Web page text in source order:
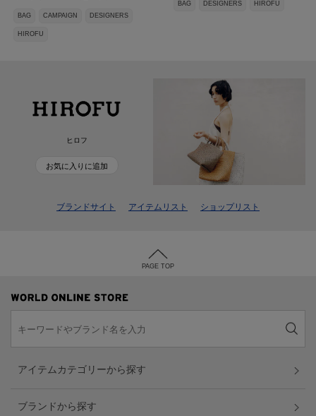
BAG CAMPAIGN DESIGNERS
HIROFU
BAG DESIGNERS HIROFU
ヒロフ
お気に入りに追加
ブランドサイト アイテムリスト ショップリスト
PAGE TOP
アイテムカテゴリーから探す
ブランドから探す